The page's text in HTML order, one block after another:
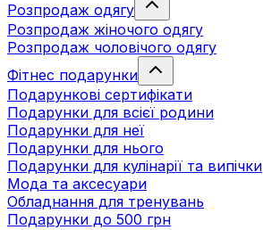
Розпродаж одягу
Розпродаж жіночого одягу
Розпродаж чоловічого одягу
Фітнес подарунки
Подарункові сертифікати
Подарунки для всієї родини
Подарунки для неї
Подарунки для нього
Подарунки для кулінарії та випічки
Мода та аксесуари
Обладнання для тренувань
Подарунки до 500 грн